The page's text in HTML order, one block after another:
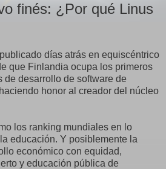
finés: ¿Por qué Linus
días atrás en equiscéntrico
que Finlandia ocupa los primeros
de desarrollo de software de
honor al creador del núcleo
los ranking mundiales en lo
educación. Y posiblemente la
económico con equidad,
y educación pública de